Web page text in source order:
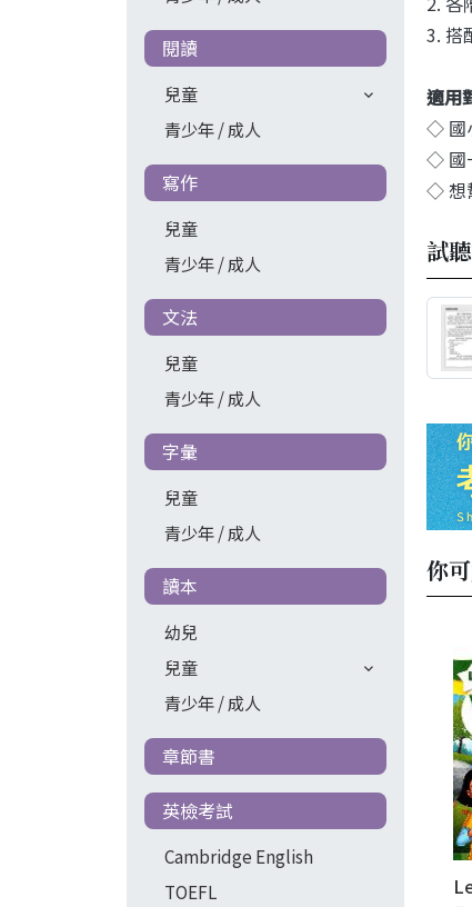
閱讀
兒童
青少年 / 成人
寫作
兒童
青少年 / 成人
文法
兒童
青少年 / 成人
字彙
兒童
青少年 / 成人
讀本
幼兒
兒童
青少年 / 成人
章節書
英檢考試
Cambridge English
TOEFL
3. 搭
適用
◇
◇
◇想
試
你